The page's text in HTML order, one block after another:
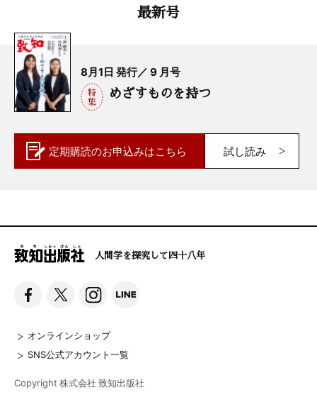
最新号
8月1日 発行／ 9 月号
めざすものを持つ
定期購読のお申込みはこちら 試し読み
人間学を探究して四十八年
オンラインショップ
SNS公式アカウント一覧
Copyright 株式会社 致知出版社